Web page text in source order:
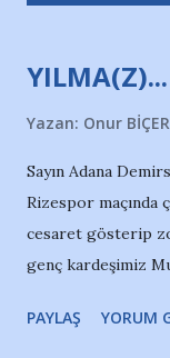
YILMA(Z)...
Yazan: Onur BİÇER
Sayın Adana
Rizespor maçında
cesaret gösterip
genç kardeşimiz
hatalar da
PAYLAŞ YORUM